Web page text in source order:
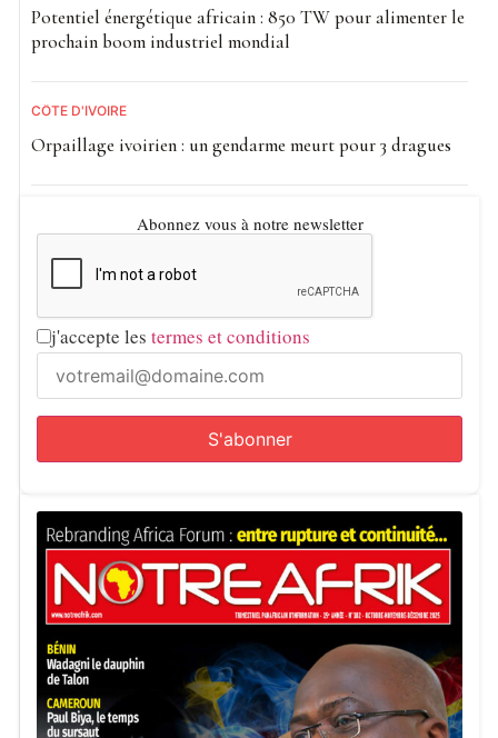
Potentiel énergétique africain : 850 TW pour alimenter le
prochain boom industriel mondial
CÔTE D'IVOIRE
Orpaillage ivoirien : un gendarme meurt pour 3 dragues
Abonnez vous à notre newsletter
j'accepte les termes et conditions